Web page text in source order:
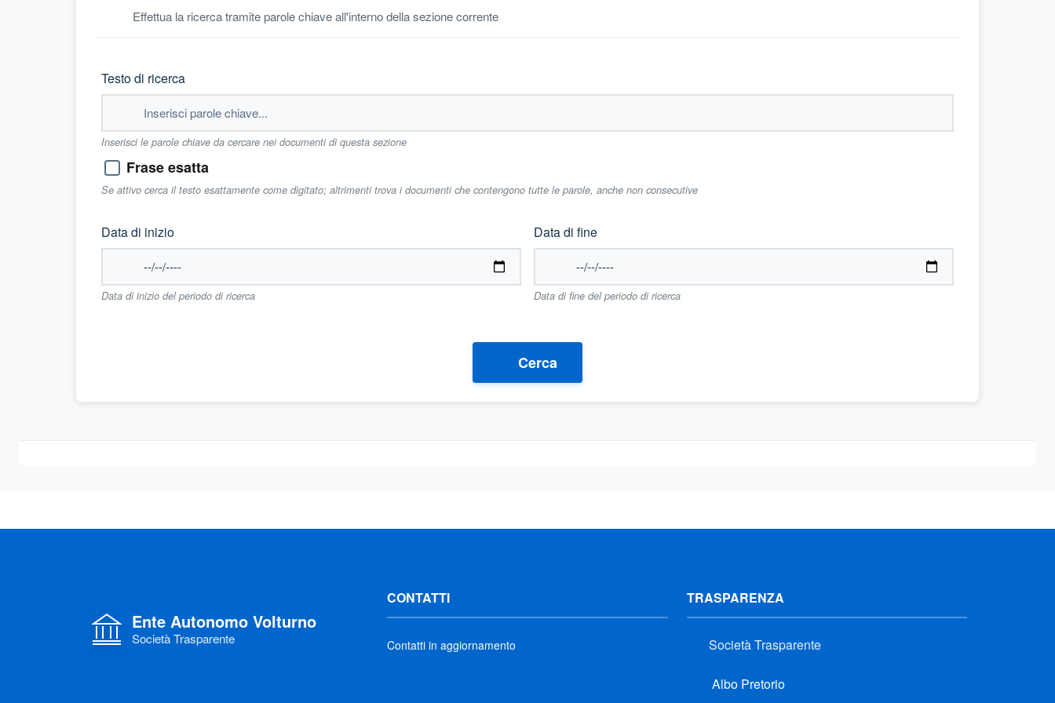
Effettua la ricerca tramite parole chiave all'interno della sezione corrente
Testo di ricerca
Inserisci le parole chiave da cercare nei documenti di questa sezione
Frase esatta
Se attivo cerca il testo esattamente come digitato; altrimenti trova i documenti che contengono tutte le parole, anche non consecutive
Data di inizio
Data di inizio del periodo di ricerca
Data di fine
Data di fine del periodo di ricerca
Cerca
Ente Autonomo Volturno
Società Trasparente
CONTATTI
Contatti in aggiornamento
TRASPARENZA
Società Trasparente
Albo Pretorio